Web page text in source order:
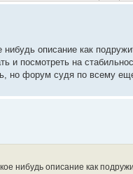
нибудь описание как
и посмотреть на
но форум судя по всему
нибудь описание как